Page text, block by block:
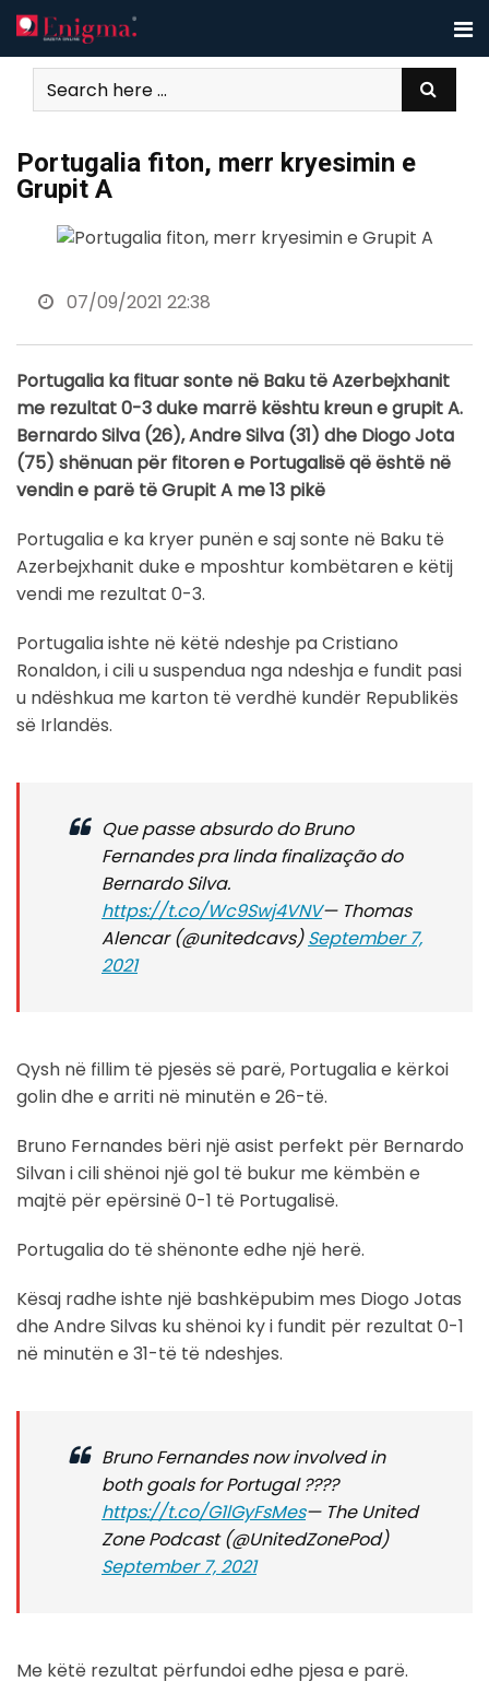
Skip
to
content
Portugalia fiton, merr kryesimin e
Grupit A
07/09/2021 22:38
Portugalia ka fituar sonte në Baku të Azerbejxhanit
me rezultat 0-3 duke marrë kështu kreun e grupit A.
Bernardo Silva (26), Andre Silva (31) dhe Diogo Jota
(75) shënuan për fitoren e Portugalisë që është në
vendin e parë të Grupit A me 13 pikë
Portugalia e ka kryer punën e saj sonte në Baku të
Azerbejxhanit duke e mposhtur kombëtaren e këtij
vendi me rezultat 0-3.
Portugalia ishte në këtë ndeshje pa Cristiano
Ronaldon, i cili u suspendua nga ndeshja e fundit pasi
u ndëshkua me karton të verdhë kundër Republikës
së Irlandës.
Que passe absurdo do Bruno
Fernandes pra linda finalização do
Bernardo Silva.
https://t.co/Wc9Swj4VNV— Thomas
Alencar (@unitedcavs)September 7,
2021
Qysh në fillim të pjesës së parë, Portugalia e kërkoi
golin dhe e arriti në minutën e 26-të.
Bruno Fernandes bëri një asist perfekt për Bernardo
Silvan i cili shënoi një gol të bukur me këmbën e
majtë për epërsinë 0-1 të Portugalisë.
Portugalia do të shënonte edhe një herë.
Kësaj radhe ishte një bashkëpubim mes Diogo Jotas
dhe Andre Silvas ku shënoi ky i fundit për rezultat 0-1
në minutën e 31-të të ndeshjes.
Bruno Fernandes now involved in
both goals for Portugal ????
https://t.co/G1lGyFsMes— The United
Zone Podcast (@UnitedZonePod)
September 7, 2021
Me këtë rezultat përfundoi edhe pjesa e parë.